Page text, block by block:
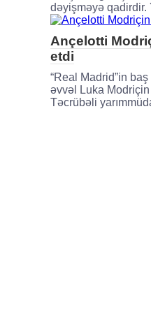
dəyişməyə qadirdir.
Ançelotti
etdi
“Real Madrid”in
əvvəl Luka Modriçin
Təcrübəli